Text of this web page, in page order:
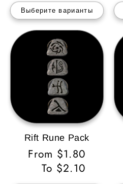
Выберите варианты
Rift Rune Pack
Обычная
цена
From $1.80
To $2.10